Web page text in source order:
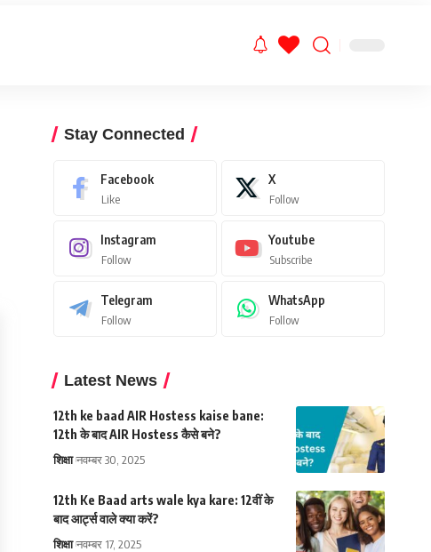
Stay Connected
Facebook
Like
X
Follow
Instagram
Follow
Youtube
Subscribe
Telegram
Follow
WhatsApp
Follow
Latest News
12th ke baad AIR Hostess kaise bane:
12th के बाद AIR Hostess कैसे बने?
शिक्षा नवम्बर 30, 2025
12th Ke Baad arts wale kya kare: 12वीं के
बाद आर्ट्स वाले क्या करें?
शिक्षा नवम्बर 17, 2025